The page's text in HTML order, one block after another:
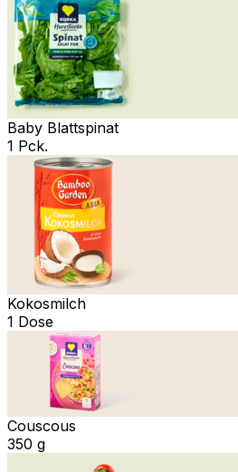
Baby Blattspinat
1 Pck.
Kokosmilch
1 Dose
Couscous
350 g